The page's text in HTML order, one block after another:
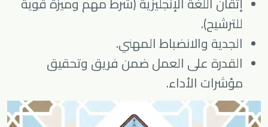
للترشيح).
الجدية والانضباط المهني.
القدرة على العمل ضمن فريق وتحقيق
مؤشرات الأداء.